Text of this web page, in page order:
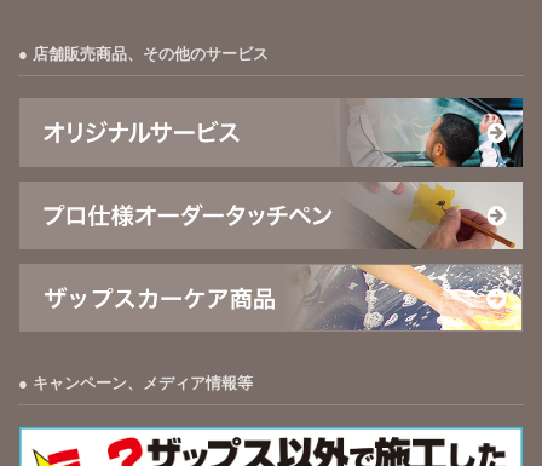
店舗販売商品、その他のサービス
キャンペーン、メディア情報等